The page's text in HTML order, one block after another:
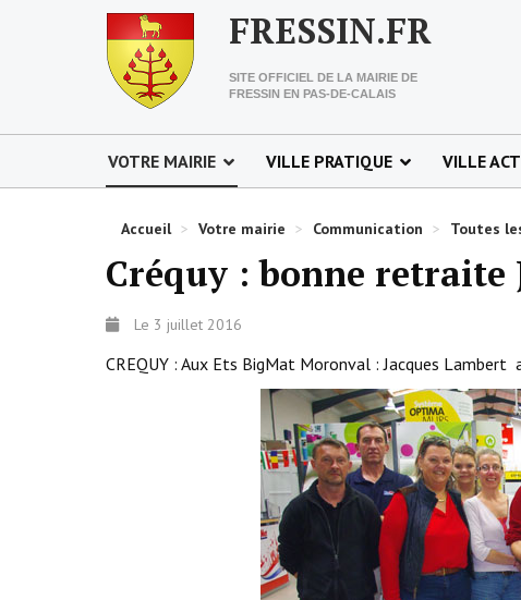
FRESSIN.FR
SITE OFFICIEL DE LA MAIRIE DE
FRESSIN EN PAS-DE-CALAIS
VOTRE MAIRIE VILLE PRATIQUE VILLE
Accueil > Votre mairie > Communication > Toutes
Créquy : bonne retraite
Le 3 juillet 2016
CREQUY : Aux Ets BigMat Moronval : Jacques